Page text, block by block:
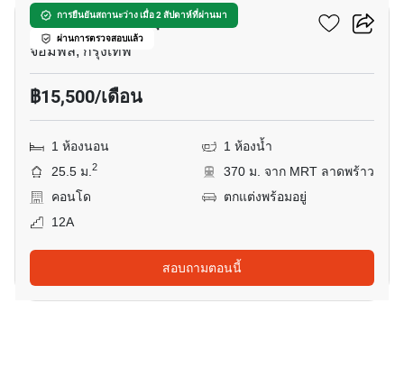
การยืนยันสถานะว่าง เมื่อ 2 สัปดาห์ที่ผ่านมา
ผ่านการตรวจสอบแล้ว
เดอะ ไพรเวซี่ จตุจักร
จอมพล, กรุงเทพ
฿15,500/เดือน
1 ห้องนอน
1 ห้องน้ำ
25.5 ม.2
370 ม. จาก MRT ลาดพร้าว
คอนโด
ตกแต่งพร้อมอยู่
12A
สอบถามตอนนี้